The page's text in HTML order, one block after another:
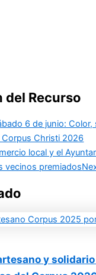
del Recurso
6 de junio:
Corpus Christi 2026
local y el
vecinos premiados
y